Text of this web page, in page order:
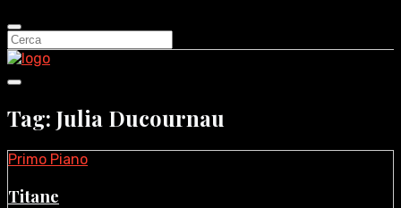
Tag: Julia Ducournau
Primo Piano
Titane